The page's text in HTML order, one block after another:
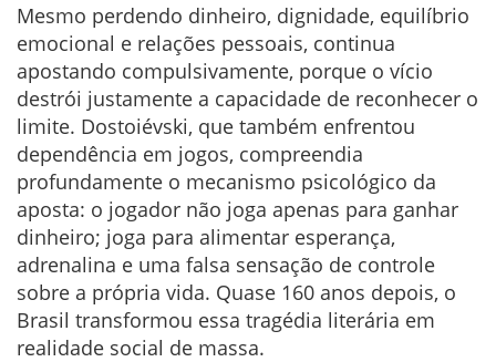
Mesmo perdendo dinheiro, dignidade, equilíbrio
emocional e relações pessoais, continua
apostando compulsivamente, porque o vício
destrói justamente a capacidade de reconhecer o
limite. Dostoiévski, que também enfrentou
dependência em jogos, compreendia
profundamente o mecanismo psicológico da
aposta: o jogador não joga apenas para ganhar
dinheiro; joga para alimentar esperança,
adrenalina e uma falsa sensação de controle
sobre a própria vida. Quase 160 anos depois, o
Brasil transformou essa tragédia literária em
realidade social de massa.